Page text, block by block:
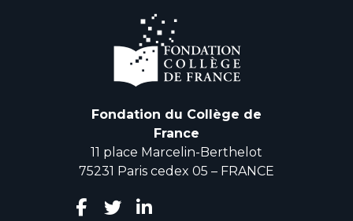
Fondation du Collège de
France
11 place Marcelin-Berthelot
75231 Paris cedex 05 – FRANCE